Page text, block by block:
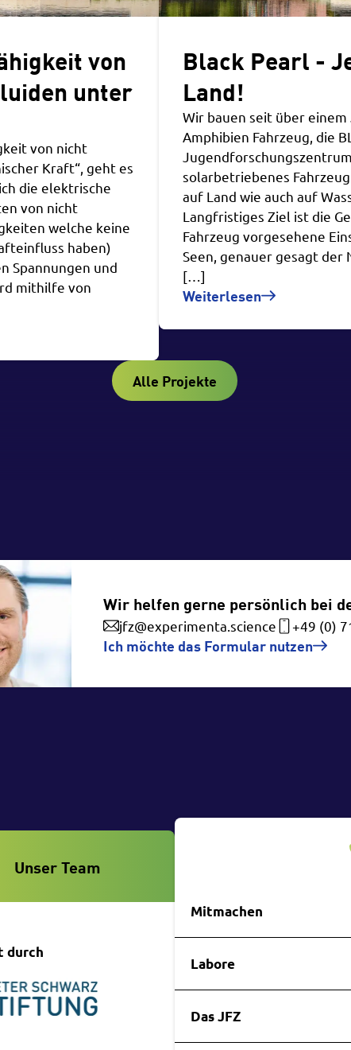
Mitmachen
Labore
Das JFZ
von
unter
von nicht
Kraft“, geht es
die elektrische
von nicht
welche keine
haben)
Spannungen und
mithilfe von
Black Pearl -
Land!
Wir bauen seit über einem
Amphibien Fahrzeug, die
solarbetriebenes
auf Land wie auch auf
Langfristiges Ziel ist die
Fahrzeug vorgesehene
Seen, genauer gesagt der
[…]
Weiterlesen
Alle Projekte
Wir helfen gerne persönlich bei
jfz@experimenta.science +49 (0)
Ich möchte das Formular nutzen
Unser Team
durch